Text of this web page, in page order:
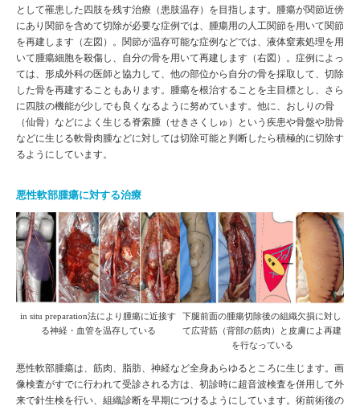
として罹患した四肢を残す治療（患肢温存）を目指します。腫瘍が関節近傍
にあり関節を含めて切除が必要な症例では、腫瘍用の人工関節を用いて関節
を再建します（左図）。関節が温存可能な症例などでは、液体窒素処理を用
いて腫瘍細胞を殺傷し、自分の骨を用いて再建します（右図）。症例によっ
ては、形成外科の医師と協力して、他の部位から自分の骨を採取して、切除
した骨を再建することもあります。腫瘍を根治することを主目標とし、さら
に四肢の機能が少しでも良くなるように努めています。他に、おしりの骨
（仙骨）などによく生じる脊索腫（せきさくしゅ）という疾患や骨盤や肋骨
などに生じる軟骨肉腫などに対しては切除可能と判断したら積極的に切除す
るようにしています。
悪性軟部腫瘍に対する治療
in situ preparation法により腫瘍に近接す
る神経・血管を温存している
下腿前面の腫瘍切除後の組織欠損に対し
て広背筋（背部の筋肉）と皮膚によ再建
を行なっている
悪性軟部腫瘍は、筋肉、脂肪、神経など全身あらゆるところに生じます。画
像検査がすでに行われて受診される方は、初診時に超音波検査を併用して外
来で針生検を行い、組織診断を早期につけるようにしています。術前術後の